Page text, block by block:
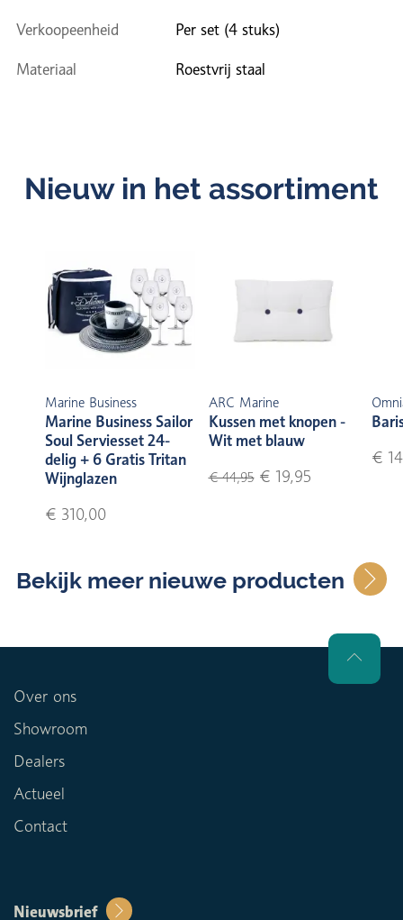
Verkoopeenheid Per set (4 stuks)
Materiaal Roestvrij staal
Nieuw in het assortiment
Marine Business
Marine Business Sailor
Soul Serviesset 24-
delig + 6 Gratis Tritan
Wijnglazen
€ 310,00
ARC Marine
Kussen met knopen -
Wit met blauw
€ 44,95€ 19,95
€
Bekijk meer nieuwe producten
Over ons
Showroom
Dealers
Actueel
Contact
Nieuwsbrief